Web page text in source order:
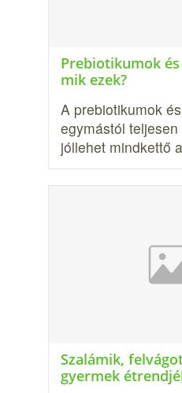
Prebiotikumok
mik ezek?
A prebiotikumok
egymástól
jóllehet mindkettő
Szalámik,
gyermek